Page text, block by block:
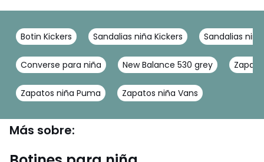
Botin Kickers Sandalias niña Kickers Sandalias
Converse para niña New Balance 530 grey
Zapatos niña Puma Zapatos niña Vans
Más sobre: